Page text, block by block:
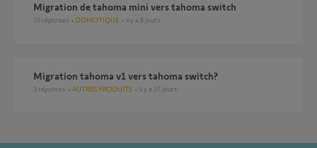
Migration de tahoma mini vers tahoma switch
10 réponses DOMOTIQUE il y a 8 jours
Migration tahoma v1 vers tahoma switch?
3 réponses AUTRES PRODUITS il y a 27 jours